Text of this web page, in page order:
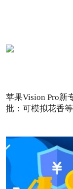
苹果Vision Pro新
批：可模拟花香